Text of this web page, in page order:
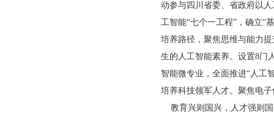
动参与四川省委、省政府以
工智能“七个一工程”，确立“
培养路径，聚焦思维与能力
生的人工智能素养。设置8门
智能微专业，全面推进“人工
培养科技领军人才。聚焦电
教育兴则国兴，人才强则国